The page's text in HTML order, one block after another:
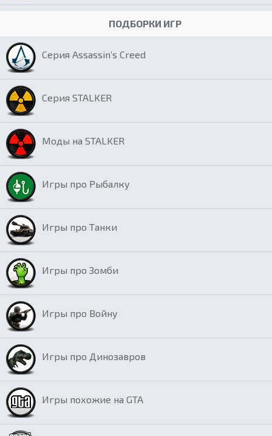
ПОДБОРКИ ИГР
Серия Assassin’s Creed
Серия STALKER
Моды на STALKER
Игры про Рыбалку
Игры про Танки
Игры про Зомби
Игры про Войну
Игры про Динозавров
Игры похожие на GTA